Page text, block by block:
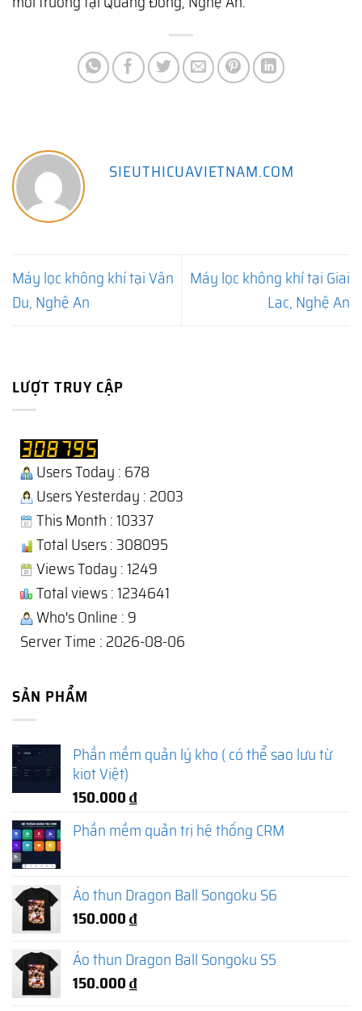
SIEUTHICUAVIETNAM.COM
Máy lọc không khí tại Vân
Du, Nghệ An
Máy lọc không khí tại Giai
Lạc, Nghệ An
LƯỢT TRUY CẬP
Users Today : 678
Users Yesterday : 2003
This Month : 10337
Total Users : 308095
Views Today : 1249
Total views : 1234641
Who's Online : 9
Server Time : 2026-08-06
SẢN PHẨM
Phần mềm quản lý kho ( có thể sao lưu từ
kiot Việt)
150.000₫
Phần mềm quản trị hệ thống CRM
Áo thun Dragon Ball Songoku S6
150.000₫
Áo thun Dragon Ball Songoku S5
150.000₫